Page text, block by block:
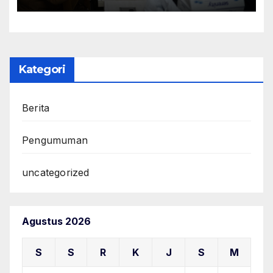
Kategori
Berita
Pengumuman
uncategorized
Agustus 2026
S S R K J S M